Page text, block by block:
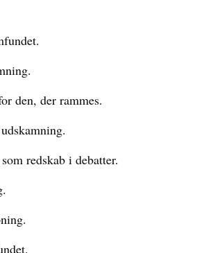
den, der rammes.
redskab i debatter.